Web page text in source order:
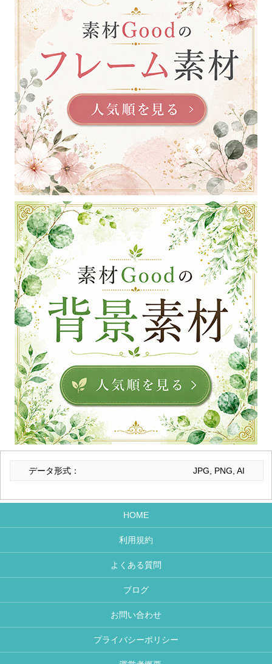
データ形式： JPG, PNG, AI
HOME
利用規約
よくある質問
ブログ
お問い合わせ
プライバシーポリシー